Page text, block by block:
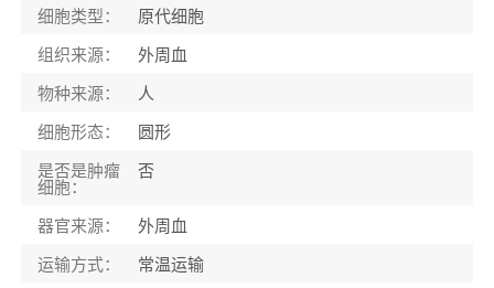
细胞类型：
原代细胞
组织来源：
外周血
物种来源：
人
细胞形态：
圆形
是否是肿瘤
细胞：
否
器官来源：
外周血
运输方式：
常温运输